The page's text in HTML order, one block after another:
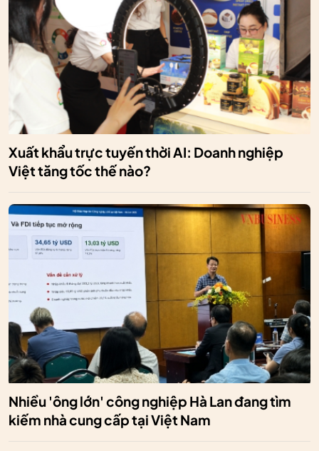
Xuất khẩu trực tuyến thời AI: Doanh nghiệp
Việt tăng tốc thế nào?
Nhiều 'ông lớn' công nghiệp Hà Lan đang tìm
kiếm nhà cung cấp tại Việt Nam